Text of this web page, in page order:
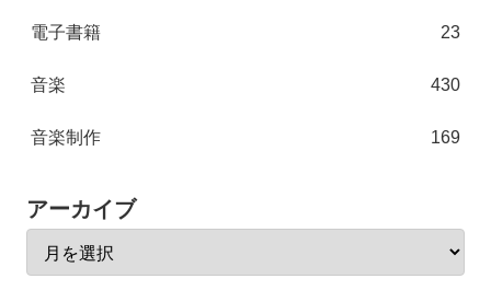
電子書籍 23
音楽 430
音楽制作 169
アーカイブ